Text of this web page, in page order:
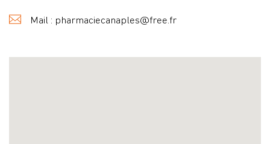
Mail : pharmaciecanaples@free.fr